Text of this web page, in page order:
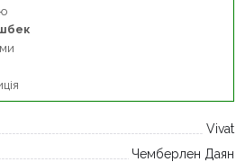
Vivat
Чемберлен Даян